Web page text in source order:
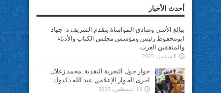
أحدث الأخبار
ببالغ الأسى وصادق المواساة يتقدم الشريف د- جهاد
ابومحفوظ رئيس ومؤسس مجلس الكتاب والأدباء
والمثقفين العرب
8 سبتمبر، 2025
حوار حول التجربة النقدية..محمد زغلال
اجرى الحوار الإعلامي عبد الله دكدوك
13 أغسطس، 2025